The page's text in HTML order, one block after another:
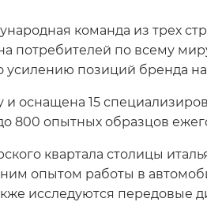
команда из трех
потребителей по всему
усилению позиций бренда
и оснащена 15
800 опытных образцов
квартала столицы
опытом работы в
исследуются передовые